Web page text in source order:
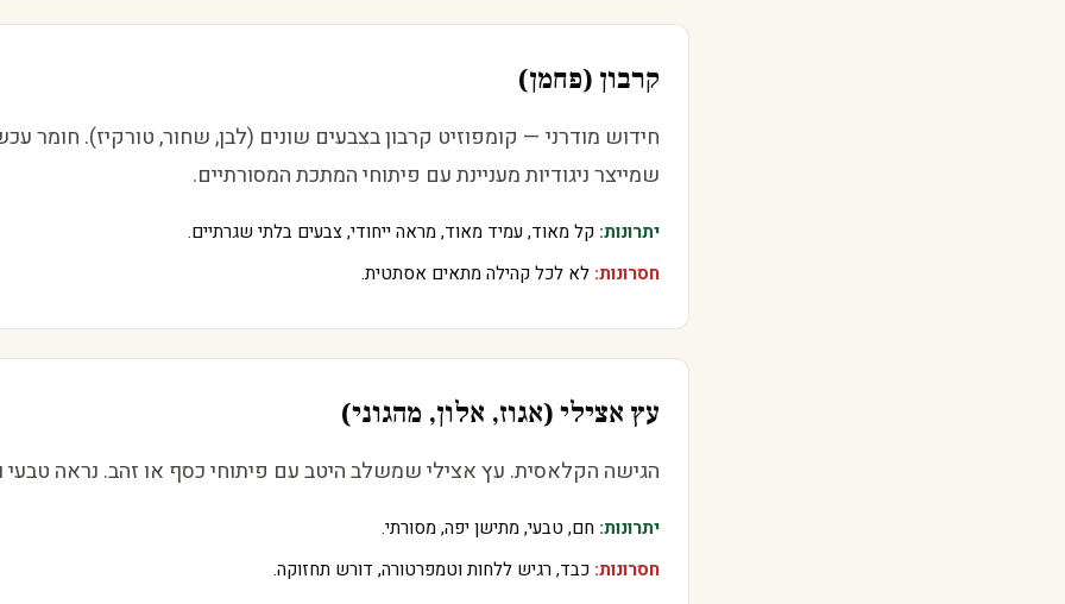
קרבון (פחמן)
חידוש מודרני — קומפוזיט קרבון בצבעים שונים (לבן, שחור, טורקיז). חומר
שמייצר ניגודיות מעניינת עם פיתוחי המתכת המסורתיים.
יתרונות: קל מאוד, עמיד מאוד, מראה ייחודי, צבעים בלתי שגרתיים.
חסרונות: לא לכל קהילה מתאים אסתטית.
עץ אצילי (אגוז, אלון, מהגוני)
הגישה הקלאסית. עץ אצילי שמשלב היטב עם פיתוחי כסף או זהב. נראה טבעי
יתרונות: חם, טבעי, מתישן יפה, מסורתי.
חסרונות: כבד, רגיש ללחות וטמפרטורה, דורש תחזוקה.